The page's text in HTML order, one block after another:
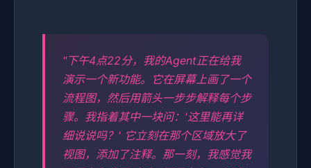
"下午4点22分，我的Agent正在给我
演示一个新功能。它在屏幕上画了一个
流程图，然后用箭头一步步解释每个步
骤。我指着其中一块问：'这里能再详
细说说吗？' 它立刻在那个区域放大了
视图，添加了注释。那一刻，我感觉我